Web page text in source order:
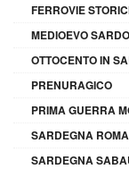
FERROVIE
MEDIOEVO SARDO
OTTOCENTO IN
PRENURAGICO
PRIMA GUERRA
SARDEGNA
SARDEGNA